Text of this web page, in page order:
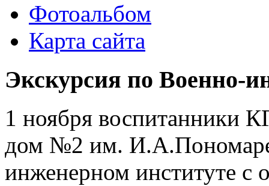
Фотоальбом
Карта сайта
Экскурсия по Военно-
1 ноября воспитанники
дом №2 им.
инженерном институте с